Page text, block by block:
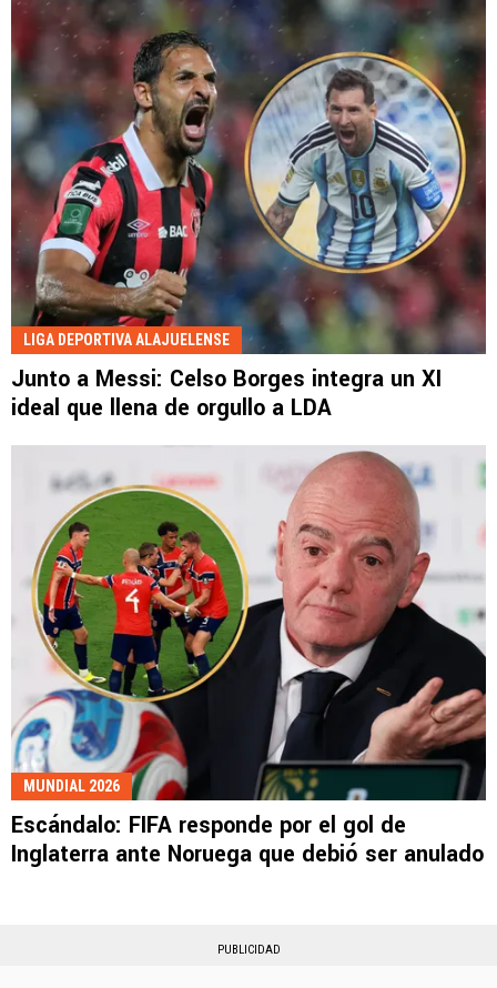
LIGA DEPORTIVA ALAJUELENSE
Junto a Messi: Celso Borges integra un XI
ideal que llena de orgullo a LDA
MUNDIAL 2026
Escándalo: FIFA responde por el gol de
Inglaterra ante Noruega que debió ser anulado
PUBLICIDAD